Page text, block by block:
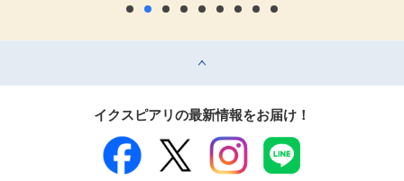
イクスピアリの最新情報をお届け！